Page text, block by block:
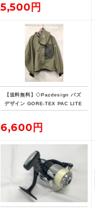
5,500円
【送料無料】◇Pazdesign パズ
デザイン GORE-TEX PAC LITE
フィッシングジャケット ZGR-10
6,600円